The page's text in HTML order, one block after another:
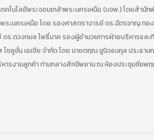
ทคโนโลยีพระจอมเกล้าพระนครเหนือ (มจพ.) โดยสำ
พระนครเหนือ โดย รองศาสตราจารย์ ดร.ฉัตรชาญ
.ดวงกมล โพธิ์นาค รองผู้อำนวยการฝ่ายบริหารและ
ซลูชั่น เอเชีย จำกัด โดย นายตฤณ ชูนิจธนกุล ประธา
หารงานลูกค้า ท่ามกลางสักขีพยาน ณ ห้องประชุมชัย